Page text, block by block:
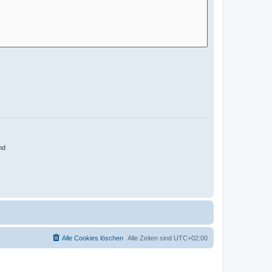
Alle Zeiten sind UTC+02:00
Alle Cookies löschen